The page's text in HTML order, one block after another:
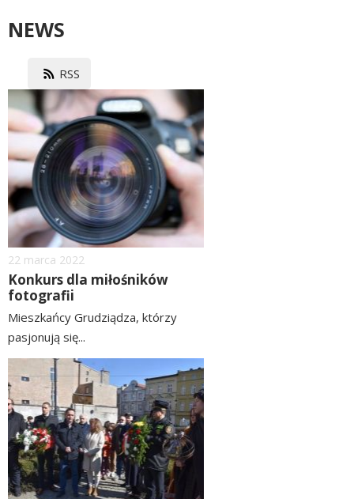
NEWS
RSS
Dodano
22 marca 2022
Konkurs dla miłośników
fotografii
Mieszkańcy Grudziądza, którzy
pasjonują się...
czytaj
więcej
image